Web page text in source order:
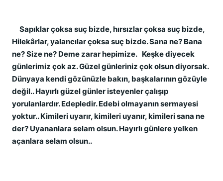
Sapıklar çoksa suç bizde, hırsızlar çoksa suç bizde,
Hilekârlar, yalancılar çoksa suç bizde. Sana ne? Bana
ne? Size ne? Deme zarar hepimize. Keşke diyecek
günlerimiz çok az. Güzel günleriniz çok olsun diyorsak.
Dünyaya kendi gözünüzle bakın, başkalarının gözüyle
değil.. Hayırlı güzel günler isteyenler çalışıp
yorulanlardır. Edepledir. Edebi olmayanın sermayesi
yoktur.. Kimileri uyarır, kimileri uyanır, kimileri sana ne
der? Uyananlara selam olsun. Hayırlı günlere yelken
açanlara selam olsun..